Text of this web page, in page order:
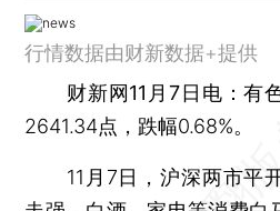
行情数据由财新数据+提供
财新网11月7日电 ：有
2641.34点，跌幅0.68%。
11月7日，沪深两市平